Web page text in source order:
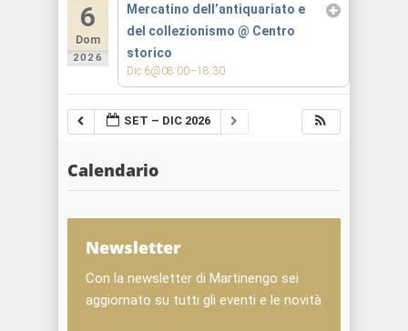
6
Dom
2026
Mercatino dell’antiquariato e
del collezionismo @ Centro
storico
Dic 6@08:00–18:30
SET – DIC 2026
Calendario
Newsletter
Con la newsletter di Martinengo sei
aggiornato su tutti gli eventi e le novità